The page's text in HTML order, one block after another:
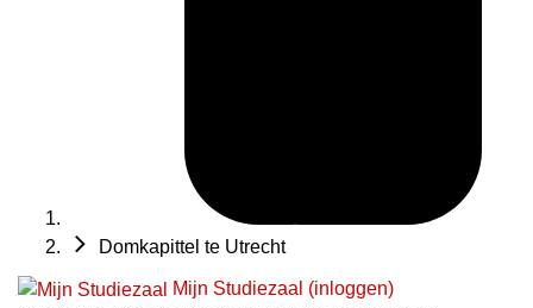
Domkapittel te Utrecht
Mijn Studiezaal (inloggen)